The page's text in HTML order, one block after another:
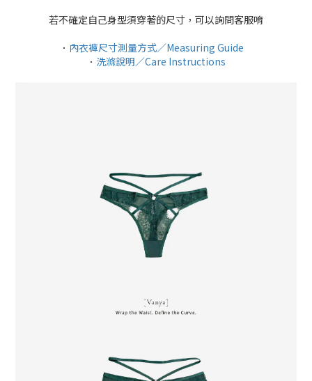
若不確定自己身型須穿著的尺寸，可以詢問客服唷
． 內衣褲尺寸測量方式／Measuring Guide
． 洗滌說明／Care Instructions